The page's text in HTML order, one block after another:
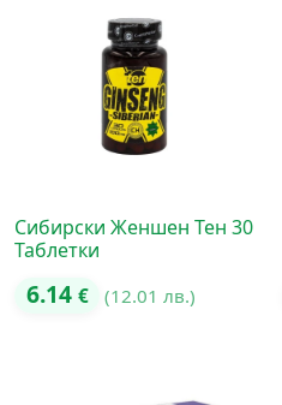
Сибирски Женшен Тен 30
Таблетки
6.14 € (12.01 лв.)